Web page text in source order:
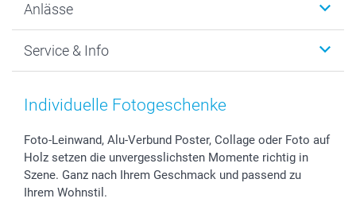
MyNameBook
Fotoabzüge, Fotos als Buch & Poster
Zubehör & Material
Sticker & Etiketten
Geschenk-Gutscheine (PDF)
Warum smartphoto
Datenschutz
AGB
Presse
Partnerprogramme
Investor Relations
Anlässe
Neujahr
Muttertag
Kommunion & Konfirmation
Hochzeit
Geburtstag
Service & Info
Preise und Versandkosten
48h Lieferung
Zahlungsmöglichkeiten
Anmelden /Registrieren
Individuelle Fotogeschenke
Foto-Leinwand, Alu-Verbund Poster, Collage oder Foto auf
Holz setzen die unvergesslichsten Momente richtig in
Szene. Ganz nach Ihrem Geschmack und passend zu
Ihrem Wohnstil.